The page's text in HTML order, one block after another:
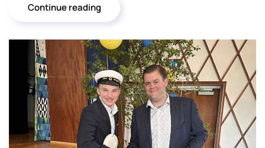
Continue reading